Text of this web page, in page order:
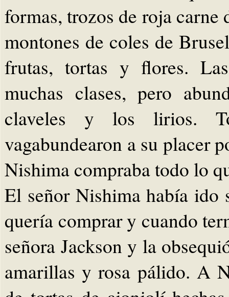
formas, trozos de roja carne
montones de coles de
frutas, tortas y flores.
muchas clases, pero
claveles y los lirios.
vagabundearon a su placer
Nishima compraba todo lo
El señor Nishima había ido
quería comprar y cuando
señora Jackson y la
amarillas y rosa pálido. A